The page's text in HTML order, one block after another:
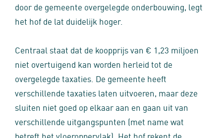
door de gemeente overgelegde onderbouwing, legt
het hof de lat duidelijk hoger.
Centraal staat dat de koopprijs van € 1,23 miljoen
niet overtuigend kan worden herleid tot de
overgelegde taxaties. De gemeente heeft
verschillende taxaties laten uitvoeren, maar deze
sluiten niet goed op elkaar aan en gaan uit van
verschillende uitgangspunten (met name wat
betreft het vloeroppervlak). Het hof rekent de